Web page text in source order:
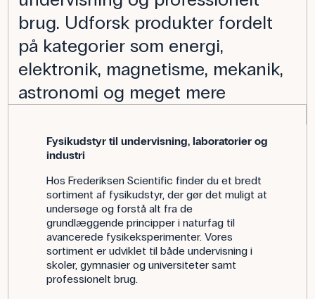
brug. Udforsk produkter fordelt
på kategorier som energi,
elektronik, magnetisme, mekanik,
astronomi og meget mere
Fysikudstyr til undervisning, laboratorier og
industri
Hos Frederiksen Scientific finder du et bredt
sortiment af fysikudstyr, der gør det muligt at
undersøge og forstå alt fra de
grundlæggende principper i naturfag til
avancerede fysikeksperimenter. Vores
sortiment er udviklet til både undervisning i
skoler, gymnasier og universiteter samt
professionelt brug.